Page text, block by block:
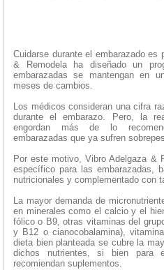
Cuidarse durante el embarazado es
& Remodela ha diseñado un
embarazadas se mantengan en
meses de cambios.
Los médicos consideran una cifra
durante el embarazo. Pero, la
engordan más de lo
embarazadas que ya sufren
Por este motivo, Vibro Adelgaza &
específico para las embarazadas,
nutricionales y complementado con
La mayor demanda de
en minerales como el calcio y el
fólico o B9, otras vitaminas del
y B12 o cianocobalamina),
dieta bien planteada se cubre la
dichos nutrientes, si bien
recomiendan suplementos.